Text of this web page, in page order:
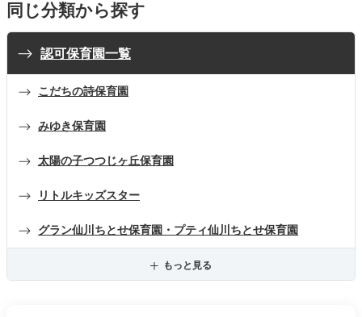
同じ分類から探す
認可保育園一覧
こだちの詩保育園
みゆき保育園
太陽の子つつじヶ丘保育園
リトルキッズスター
グラン仙川ちとせ保育園・プティ仙川ちとせ保育園
もっと見る